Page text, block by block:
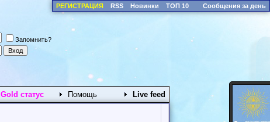
РЕГИСТРАЦИЯ RSS Новинки ТОП 10 Сообщения за день
Запомнить?
Gold статус Помощь Live feed